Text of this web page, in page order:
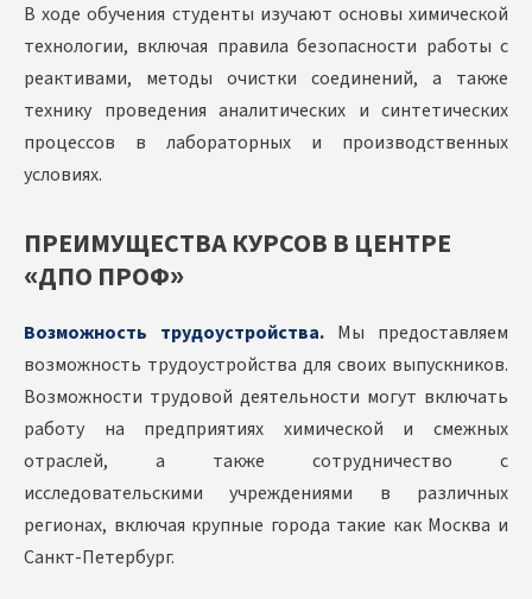
В ходе обучения студенты изучают основы химической
технологии, включая правила безопасности работы с
реактивами, методы очистки соединений, а также
технику проведения аналитических и синтетических
процессов в лабораторных и производственных
условиях.
ПРЕИМУЩЕСТВА КУРСОВ В ЦЕНТРЕ
«ДПО ПРОФ»
Возможность трудоустройства. Мы предоставляем
возможность трудоустройства для своих выпускников.
Возможности трудовой деятельности могут включать
работу на предприятиях химической и смежных
отраслей, а также сотрудничество с
исследовательскими учреждениями в различных
регионах, включая крупные города такие как Москва и
Санкт-Петербург.